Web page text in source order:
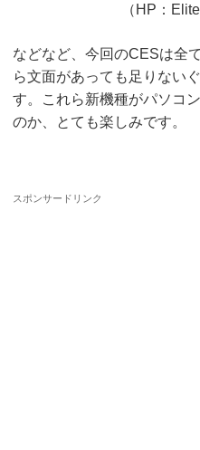
（HP：
などなど、今回のCESは全
ら文面があっても足りない
す。これら新機種がパソコ
のか、とても楽しみです。
スポンサードリンク